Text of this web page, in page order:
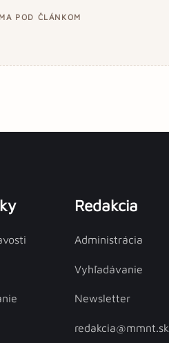
POD ČLÁNKOM
Redakcia
Administrácia
Vyhľadávanie
Newsletter
redakcia@mmnt.sk